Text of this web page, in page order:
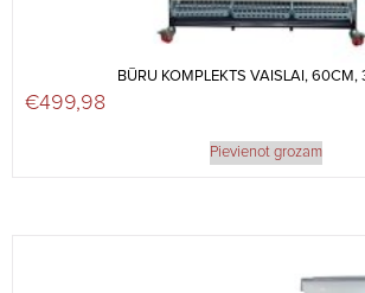
BŪRU KOMPLEKTS VAISLAI, 60CM,
€499,98
Pievienot grozam